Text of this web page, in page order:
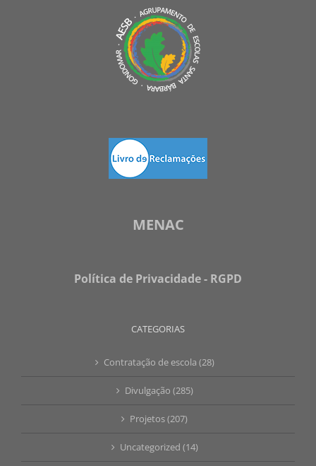
MENAC
Política de Privacidade - RGPD
CATEGORIAS
Contratação de escola (28)
Divulgação (285)
Projetos (207)
Uncategorized (14)